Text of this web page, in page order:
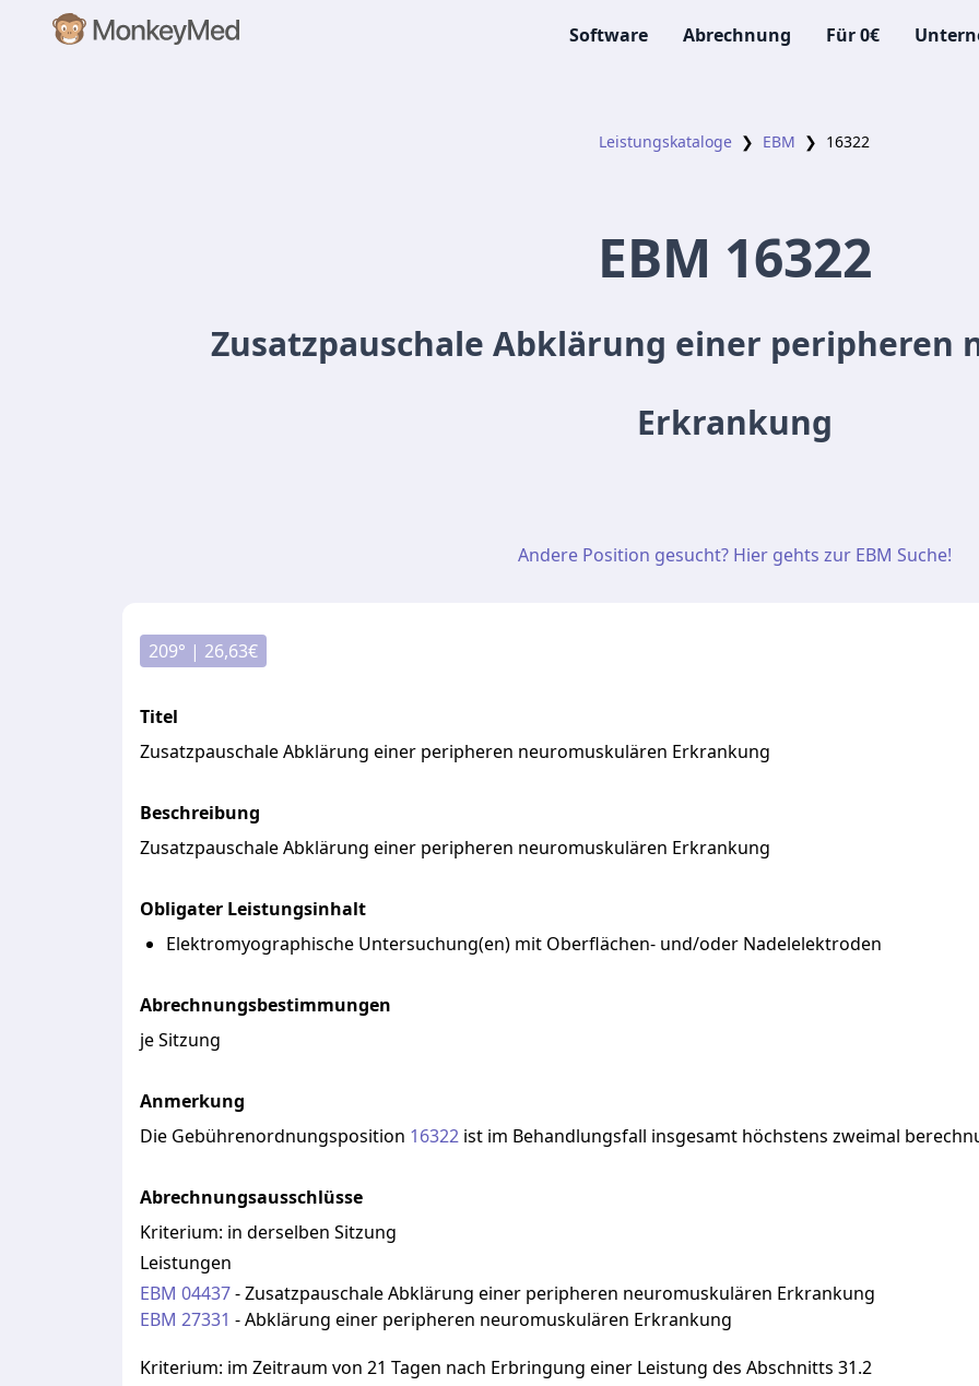
Software Abrechnung Für 0€
Leistungskataloge ❯ EBM ❯ 16322
EBM 16322
Zusatzpauschale Abklärung einer peripheren
Erkrankung
Andere Position gesucht? Hier gehts zur EBM Suche!
209° | 26,63€
Titel
Zusatzpauschale Abklärung einer peripheren neuromuskulären Erkrankung
Beschreibung
ZusatzpauschaleAbklärung einer peripheren neuromuskulären Erkrankung
Obligater Leistungsinhalt
Elektromyographische Untersuchung(en) mit Oberflächen- und/oder Nadelelektroden
Abrechnungsbestimmungen
je Sitzung
Anmerkung
Die Gebührenordnungsposition 16322 ist im Behandlungsfall insgesamt höchstens zweimal
Abrechnungsausschlüsse
Kriterium: in derselben Sitzung
Leistungen
EBM 04437-Zusatzpauschale Abklärung einer peripheren neuromuskulären Erkrankung
EBM 27331 -Abklärung einer peripheren neuromuskulären Erkrankung
Kriterium: im Zeitraum von 21 Tagen nach Erbringung einer Leistung des Abschnitts 31.2